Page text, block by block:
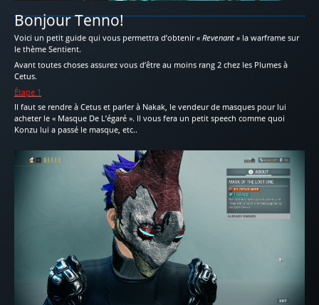
Bonjour Tenno!
Voici un petit guide qui vous permettra d’obtenir« Revenant » la warframe sur
le thème Sentient.
Avant toutes choses assurez vous d’être au moins rang 2 chez les Plumes à
Cetus.
Étape 1
Il faut se rendre à Cetus et parler à Nakak, le vendeur de masques pour lui
acheter le « Masque De L’égaré ». Il vous fera un petit speech comme quoi
Konzu lui a passé le masque, etc..